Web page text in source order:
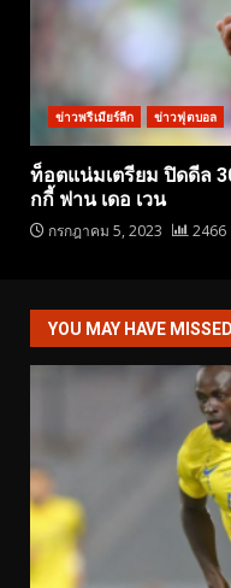
ข่าวพรีเมียร์ลีก ข่าวฟุตบอล
ท็อตแน่มเตรียม ปิดดีล
กกี้ ฟาน เดอ เวน
กรกฎาคม 5, 2023 2466
YOU MAY HAVE MISSED